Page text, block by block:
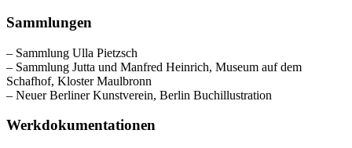
Sammlungen
– Sammlung Ulla Pietzsch
– Sammlung Jutta und Manfred Heinrich, Museum auf dem
Schafhof, Kloster Maulbronn
– Neuer Berliner Kunstverein, Berlin Buchillustration
Werkdokumentationen